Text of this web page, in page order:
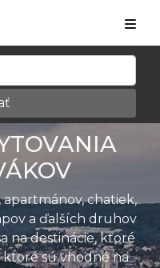
chatiek,
a ďalších druhov
na destinácie, ktoré
ktoré sú vhodné na